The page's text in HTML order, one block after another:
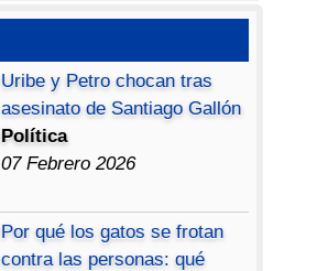
Uribe y Petro chocan tras
asesinato de Santiago Gallón
Política
07 Febrero 2026
Por qué los gatos se frotan
contra las personas: qué